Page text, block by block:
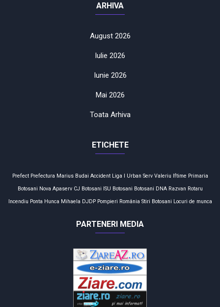
ARHIVA
August 2026
Iulie 2026
Iunie 2026
Mai 2026
Toata Arhiva
ETICHETE
Prefect Prefectura Marius Budai Accident Liga I Urban Serv Valeriu Iftime Primaria
Botosani Nova Apaserv CJ Botosani ISU Botosani Botosani DNA Razvan Rotaru
Incendiu Ponta Hunca Mihaela DJDP Pompieri România Stiri Botosani Locuri de munca
PARTENERI MEDIA